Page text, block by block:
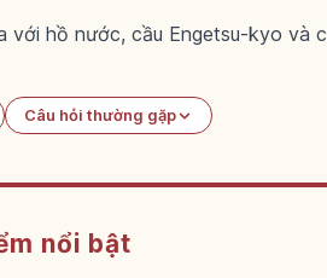
hồ nước, cầu Engetsu-kyo và
Câu hỏi thường gặp
nổi bật